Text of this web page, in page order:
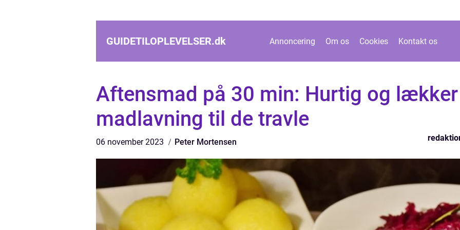
GUIDETILOPLEVELSER.dk Annoncering Om os Cookies Kontakt os
Aftensmad på 30 min: Hurtig og lækker
madlavning til de travle
06 november 2023 Peter Mortensen